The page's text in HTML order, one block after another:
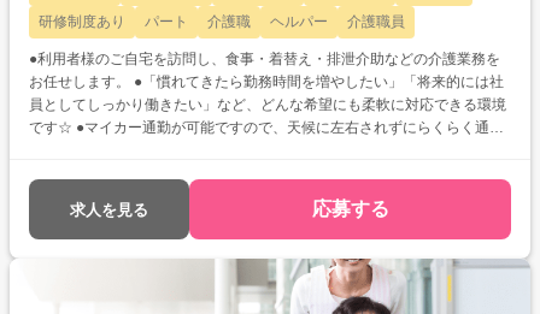
研修制度あり
パート 介護職 ヘルパー 介護職員
●利用者様のご自宅を訪問し、食事・着替え・排泄介助などの介護業務を
お任せします。 ●「慣れてきたら勤務時間を増やしたい」「将来的には社
員としてしっかり働きたい」など、どんな希望にも柔軟に対応できる環境
です☆ ●マイカー通勤が可能ですので、天候に左右されずにらくらく通勤
求人を見る 応募する